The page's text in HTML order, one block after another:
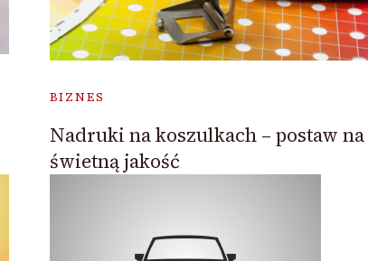
BIZNES
Nadruki na koszulkach – postaw na
świetną jakość